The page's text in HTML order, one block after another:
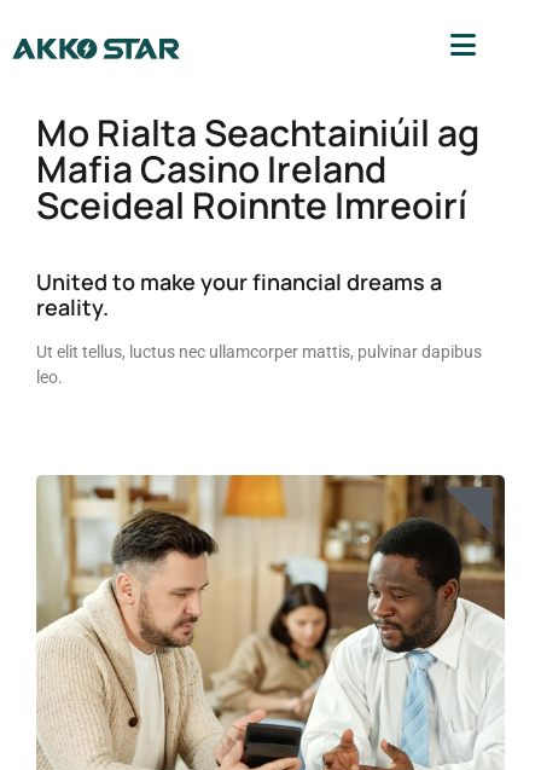
Mo Rialta Seachtainiúil ag
Mafia Casino Ireland
Sceideal Roinnte Imreoirí
United to make your financial dreams a
reality.
Ut elit tellus, luctus nec ullamcorper mattis, pulvinar dapibus
leo.